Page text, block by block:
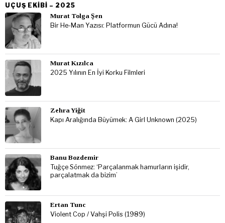
UÇUŞ EKIBI – 2025
Murat Tolga Şen
Bir He-Man Yazısı: Platformun Gücü Adına!
Murat Kızılca
2025 Yılının En İyi Korku Filmleri
Zehra Yiğit
Kapı Aralığında Büyümek: A Girl Unknown (2025)
Banu Bozdemir
Tuğçe Sönmez: ‘Parçalanmak hamurların işidir,
parçalatmak da bizim’
Ertan Tunc
Violent Cop / Vahşi Polis (1989)